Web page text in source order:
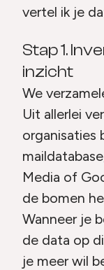
vertel ik je
Stap 1.
inzicht
We
Uit allerlei
organisaties
Media of
de bomen
Wanneer je
de data op
je meer wil